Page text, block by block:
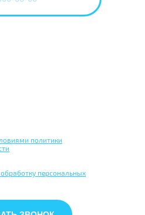
политики
персональных